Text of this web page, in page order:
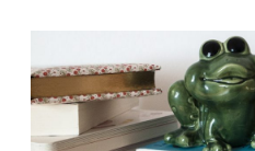
au
contenu
principal